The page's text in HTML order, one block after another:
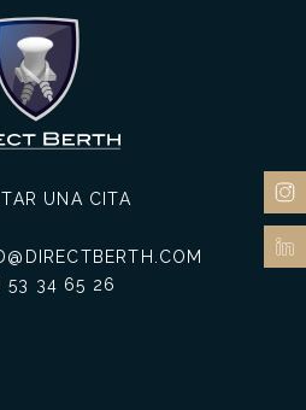
UNA CITA
53 34 65 26